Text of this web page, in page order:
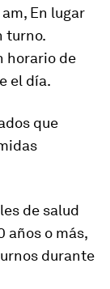
En lugar
turno.
horario de
el día.
que
de salud
años o más,
durante